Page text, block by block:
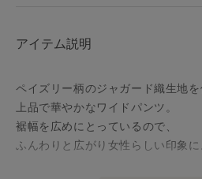
アイテム説明
ペイズリー柄のジャガード織生地を
上品で華やかなワイドパンツ。
裾幅を広めにとっているので、
ふんわりと広がり女性らしい印象に